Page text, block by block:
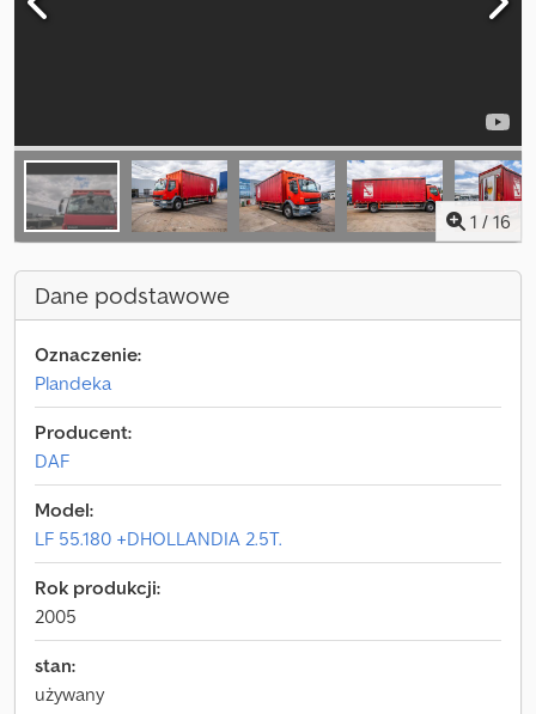
1 / 16
Dane podstawowe
Oznaczenie:
Plandeka
Producent:
DAF
Model:
LF 55.180 +DHOLLANDIA 2.5T.
Rok produkcji:
2005
stan:
używany